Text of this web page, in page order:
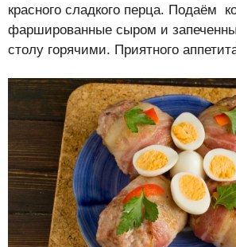
красного сладкого перца. Подаём
фаршированные сыром и
столу горячими. Приятного